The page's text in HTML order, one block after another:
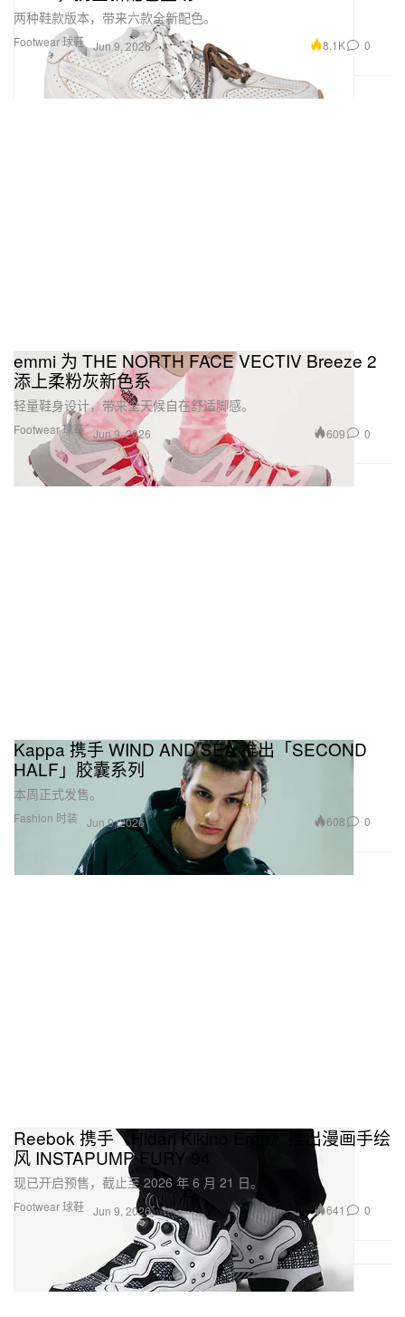
Footwear 球鞋
两种鞋款版本，带来六款全新配色。
Jun 9, 2026 8.1K 0
Footwear 球鞋
emmi 为 THE NORTH FACE VECTIV Breeze 2
添上柔粉灰新色系
轻量鞋身设计，带来全天候自在舒适脚感。
Jun 9, 2026 609 0
Fashion 时装
Kappa 携手 WIND AND SEA 推出「SECOND
HALF」胶囊系列
本周正式发售。
Jun 9, 2026 608 0
Footwear 球鞋
Reebok 携手《Hidari Kikino Eren》推出漫画手绘
风 INSTAPUMP FURY 94
现已开启预售，截止至 2026 年 6 月 21 日。
Jun 9, 2026 641 0